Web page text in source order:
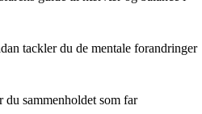
tackler du de mentale forandringer
du sammenholdet som far